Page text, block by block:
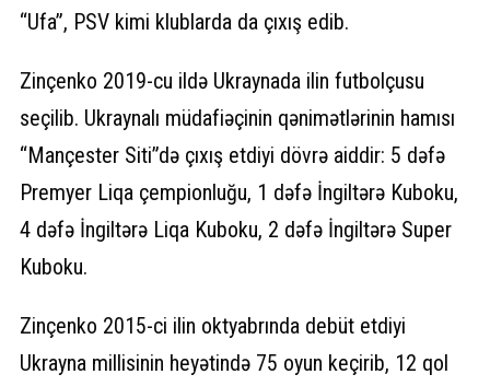
“Ufa”, PSV kimi klublarda da çıxış edib.
Zinçenko 2019-cu ildə Ukraynada ilin futbolçusu
seçilib. Ukraynalı müdafiəçinin qənimətlərinin hamısı
“Mançester Siti”də çıxış etdiyi dövrə aiddir: 5 dəfə
Premyer Liqa çempionluğu, 1 dəfə İngiltərə Kuboku,
4 dəfə İngiltərə Liqa Kuboku, 2 dəfə İngiltərə Super
Kuboku.
Zinçenko 2015-ci ilin oktyabrında debüt etdiyi
Ukrayna millisinin heyətində 75 oyun keçirib, 12 qol